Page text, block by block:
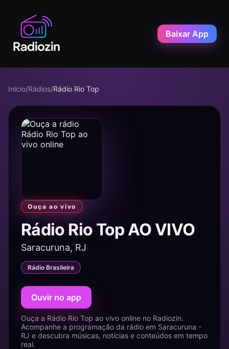
Baixar App
Início/Rádios/Rádio Rio Top
Ouça ao vivo
Rádio Rio Top AO VIVO
Saracuruna, RJ
Rádio Brasileira
Ouvir no app
Ouça a Rádio Rio Top ao vivo online no Radiozin.
Acompanhe a programação da rádio em Saracuruna -
RJ e descubra músicas, notícias e conteúdos em tempo
real.